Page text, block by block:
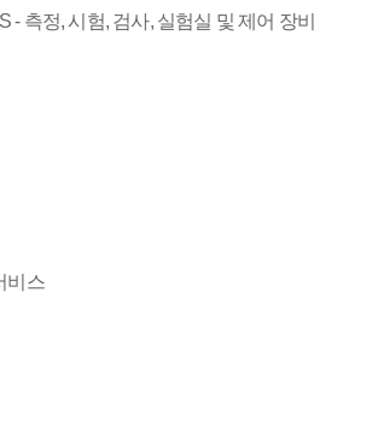
- 측정, 시험, 검사, 실험실 및 제어 장비
비스